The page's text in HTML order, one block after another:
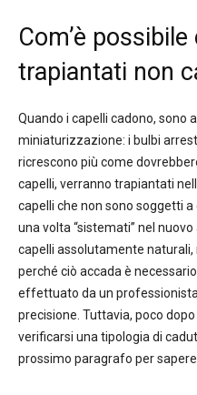
Com’è
trapiantati non
Quando i capelli cadono, sono
miniaturizzazione: i bulbi
ricrescono più come
capelli, verranno trapiantati
capelli che non sono soggetti
una volta “sistemati” nel
capelli assolutamente
perché ciò accada è
effettuato da un
precisione. Tuttavia, poco
verificarsi una tipologia di
prossimo paragrafo per